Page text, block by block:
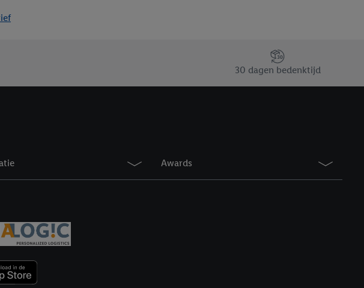
30 dagen bedenktijd
Awards
en met welke
over de gegevensverwerking.
doeleinden. Meer informatie,
op elk gewenst moment in te